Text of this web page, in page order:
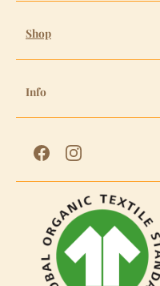
Shop
Info